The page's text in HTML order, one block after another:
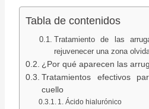
Tabla de contenidos
Tratamiento de las
rejuvenecer una zona
¿Por qué aparecen las
Tratamientos efectivos
cuello
1. Ácido hialurónico